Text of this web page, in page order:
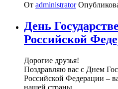
От administrator
День
Российской
Дорогие друзья!
Поздравляю вас с Днем
Российской Федерации –
нашей страны.